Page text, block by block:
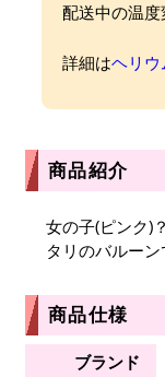
配送中の温度
詳細はヘリウ
商品紹介
女の子(ピンク)
タリのバルーン
商品仕様
ブランド